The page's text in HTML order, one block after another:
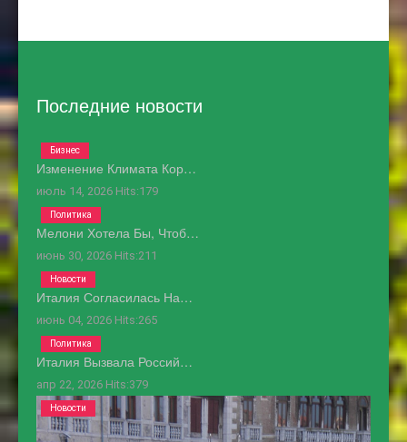
Последние новости
Изменение Климата Кор…
июль 14, 2026 Hits:179
Бизнес
Мелони Хотела Бы, Чтоб…
июнь 30, 2026 Hits:211
Политика
Италия Согласилась На…
июнь 04, 2026 Hits:265
Новости
Италия Вызвала Россий…
апр 22, 2026 Hits:379
Политика
Новости